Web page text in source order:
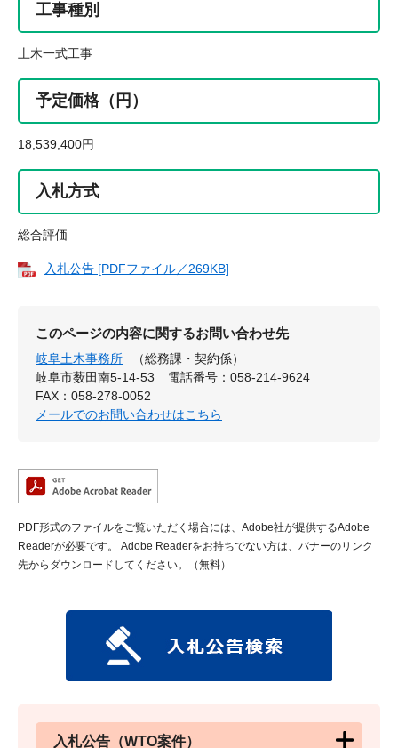
工事種別
土木一式工事
予定価格（円）
18,539,400円
入札方式
総合評価
入札公告 [PDFファイル／269KB]
このページの内容に関するお問い合わせ先
岐阜土木事務所
（総務課・契約係）
岐阜市薮田南5-14-53
電話番号：058-214-9624
FAX：058-278-0052
メールでのお問い合わせはこちら
PDF形式のファイルをご覧いただく場合には、Adobe社が提供するAdobe
Readerが必要です。
Adobe Readerをお持ちでない方は、バナーのリンク
先からダウンロードしてください。（無料）
入札公告（WTO案件）